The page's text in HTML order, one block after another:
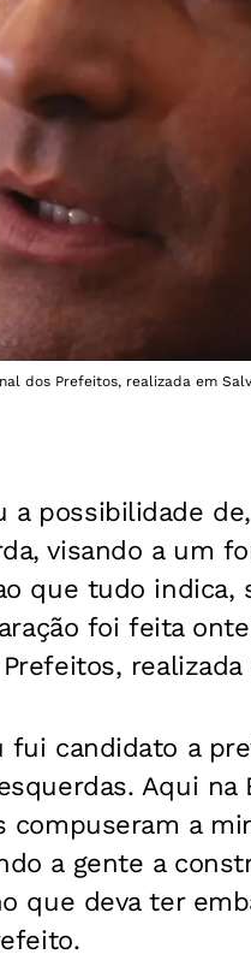
dos Prefeitos, realizada em
a possibilidade
visando a um
que tudo indica,
foi feita
realizada
fui candidato a
Aqui na
compuseram a
a gente a
que deva ter